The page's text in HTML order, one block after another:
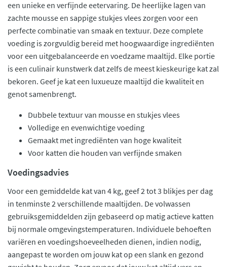
een unieke en verfijnde eetervaring. De heerlijke lagen van
zachte mousse en sappige stukjes vlees zorgen voor een
perfecte combinatie van smaak en textuur. Deze complete
voeding is zorgvuldig bereid met hoogwaardige ingrediënten
voor een uitgebalanceerde en voedzame maaltijd. Elke portie
is een culinair kunstwerk dat zelfs de meest kieskeurige kat zal
bekoren. Geef je kat een luxueuze maaltijd die kwaliteit en
genot samenbrengt.
Dubbele textuur van mousse en stukjes vlees
Volledige en evenwichtige voeding
Gemaakt met ingrediënten van hoge kwaliteit
Voor katten die houden van verfijnde smaken
Voedingsadvies
Voor een gemiddelde kat van 4 kg, geef 2 tot 3 blikjes per dag
in tenminste 2 verschillende maaltijden. De volwassen
gebruiksgemiddelden zijn gebaseerd op matig actieve katten
bij normale omgevingstemperaturen. Individuele behoeften
variëren en voedingshoeveelheden dienen, indien nodig,
aangepast te worden om jouw kat op een slank en gezond